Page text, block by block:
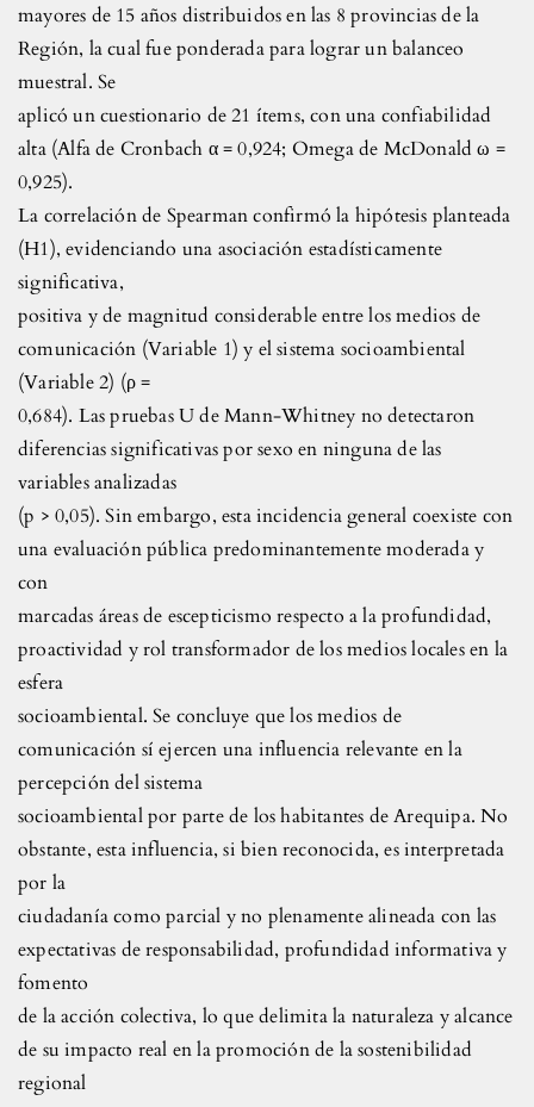
mayores de 15 años distribuidos en las 8 provincias de la
Región, la cual fue ponderada para lograr un balanceo
muestral. Se
aplicó un cuestionario de 21 ítems, con una confiabilidad
alta (Alfa de Cronbach α = 0,924; Omega de McDonald ω =
0,925).
La correlación de Spearman confirmó la hipótesis planteada
(H1), evidenciando una asociación estadísticamente
significativa,
positiva y de magnitud considerable entre los medios de
comunicación (Variable 1) y el sistema socioambiental
(Variable 2) (ρ =
0,684). Las pruebas U de Mann-Whitney no detectaron
diferencias significativas por sexo en ninguna de las
variables analizadas
(p > 0,05). Sin embargo, esta incidencia general coexiste con
una evaluación pública predominantemente moderada y
con
marcadas áreas de escepticismo respecto a la profundidad,
proactividad y rol transformador de los medios locales en la
esfera
socioambiental. Se concluye que los medios de
comunicación sí ejercen una influencia relevante en la
percepción del sistema
socioambiental por parte de los habitantes de Arequipa. No
obstante, esta influencia, si bien reconocida, es interpretada
por la
ciudadanía como parcial y no plenamente alineada con las
expectativas de responsabilidad, profundidad informativa y
fomento
de la acción colectiva, lo que delimita la naturaleza y alcance
de su impacto real en la promoción de la sostenibilidad
regional